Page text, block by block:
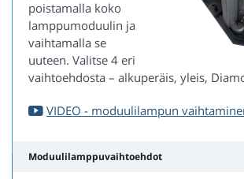
poistamalla koko
lamppumoduulin ja
vaihtamalla se
uuteen. Valitse 4 eri
vaihtoehdosta – alkuperäis, yleis,
VIDEO - moduulilampun
Moduulilamppuvaihtoehdot